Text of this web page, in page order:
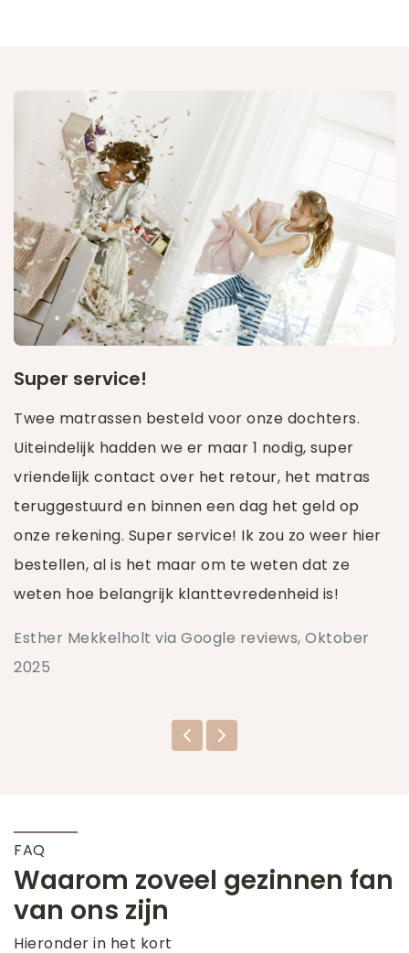
Super service!
Twee matrassen besteld voor onze dochters.
Uiteindelijk hadden we er maar 1 nodig, super
vriendelijk contact over het retour, het matras
teruggestuurd en binnen een dag het geld op
onze rekening. Super service! Ik zou zo weer hier
bestellen, al is het maar om te weten dat ze
weten hoe belangrijk klanttevredenheid is!
Esther Mekkelholt via Google reviews, Oktober
2025
FAQ
Waarom zoveel gezinnen fan
van ons zijn
Hieronder in het kort